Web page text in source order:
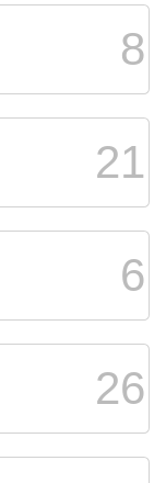
8
21
6
26